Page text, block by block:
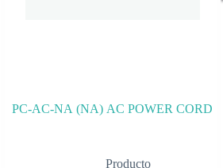
PC-AC-NA (NA) AC POWER CORD
Producto